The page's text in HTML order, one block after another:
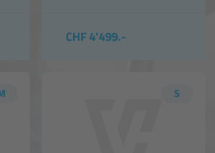
CHF 4'499.-
S